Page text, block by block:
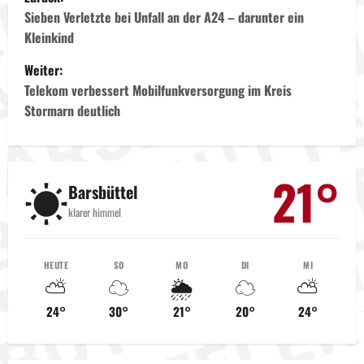
e
i
t
r
g
s
Sieben Verletzte bei Unfall an der A24 – darunter ein
Kleinkind
Weiter:
Telekom verbessert Mobilfunkversorgung im Kreis
Stormarn deutlich
☀️Barsbüttel
klarer himmel 21°
HEUTE
⛅
24°
SO
☁️
30°
MO
🌦️
21°
DI
☁️
20°
MI
⛅
24°